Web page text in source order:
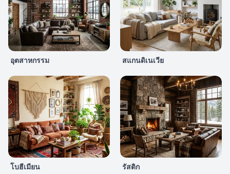
อุตสาหกรรม สแกนดิเนเวีย
โบฮีเมียน รัสติก